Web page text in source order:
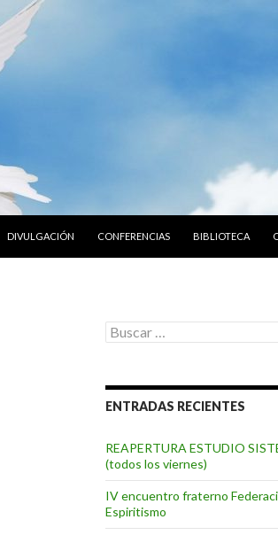
DIVULGACIÓN CONFERENCIAS BIBLIOTECA
Buscar:
ENTRADAS RECIENTES
REAPERTURA ESTUDIO
(todos los viernes)
IV encuentro fraterno
Espiritismo